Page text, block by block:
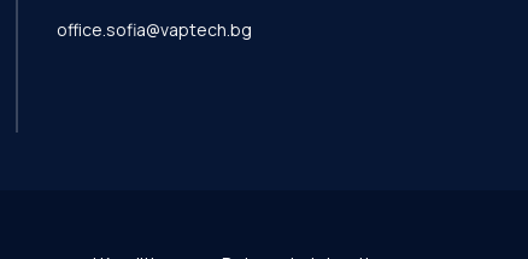
office.sofia@vaptech.bg